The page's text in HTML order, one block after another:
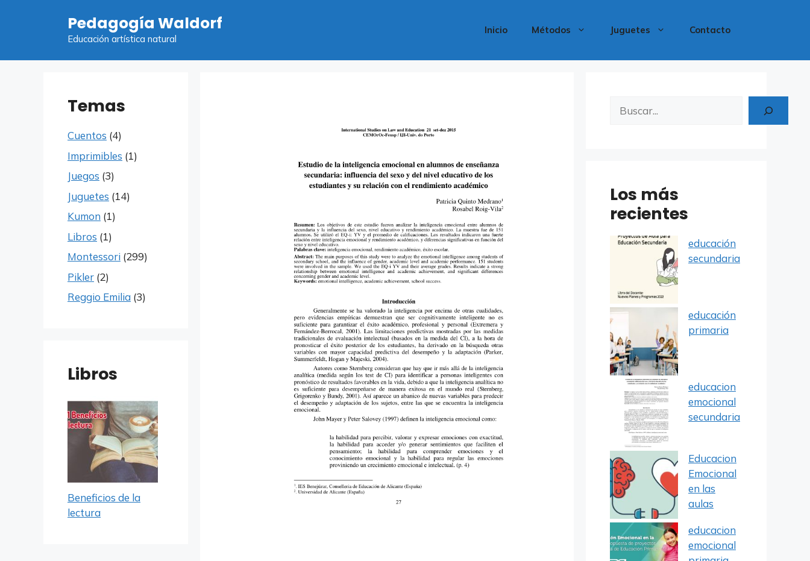
Pedagogía Waldorf
Educación artística natural
Inicio Métodos Juguetes Contacto
Temas
Cuentos (4)
Imprimibles (1)
Juegos (3)
Juguetes (14)
Kumon (1)
Libros (1)
Montessori (299)
Pikler (2)
Reggio Emilia (3)
Libros
Beneficios de la
lectura
Los más
recientes
educación
secundaria
educación
primaria
educacion
emocional
secundaria
Educacion
Emocional
en las
aulas
educacion
emocional